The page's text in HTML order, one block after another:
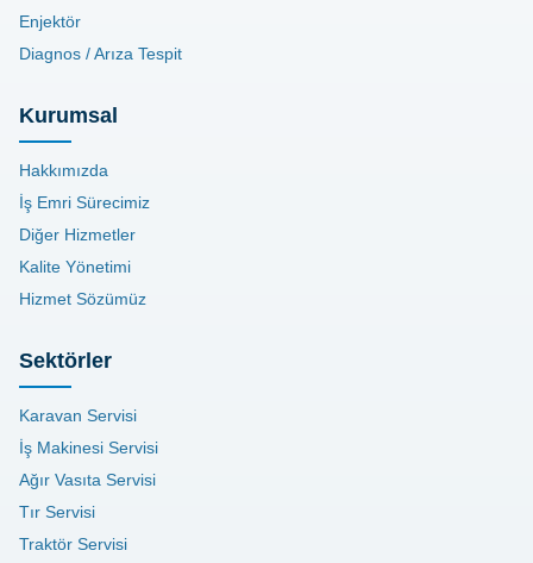
Enjektör
Diagnos / Arıza Tespit
Kurumsal
Hakkımızda
İş Emri Sürecimiz
Diğer Hizmetler
Kalite Yönetimi
Hizmet Sözümüz
Sektörler
Karavan Servisi
İş Makinesi Servisi
Ağır Vasıta Servisi
Tır Servisi
Traktör Servisi